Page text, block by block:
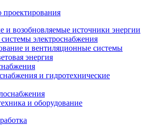
и возобновляемые источники энергии
электроснабжения
и вентиляционные системы
энергия
и гидротехнические
и оборудование